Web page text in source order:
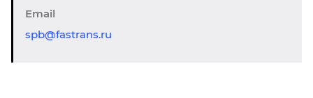
Email
spb@fastrans.ru